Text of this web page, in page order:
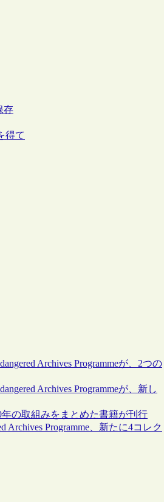
存
得て
Archives Programmeが、2つの
Archives Programmeが、新し
の取組みをまとめた書籍が刊行
Programme、新たに4コレク